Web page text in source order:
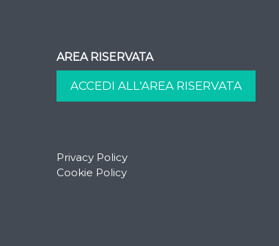
AREA RISERVATA
Privacy Policy
Cookie Policy